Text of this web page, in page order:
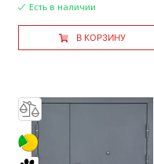
Есть в наличии
В КОРЗИНУ